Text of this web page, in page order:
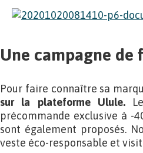
Une campagne
Pour faire connaître sa
sur la plateforme Ulule.Le
précommande exclusive à -
sont également proposés.
veste éco-responsable et